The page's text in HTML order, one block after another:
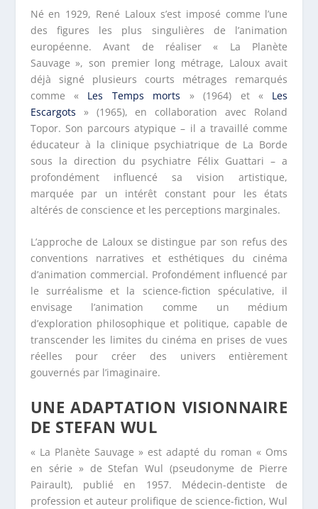
Né en 1929, René Laloux s’est imposé comme l’une
des figures les plus singulières de l’animation
européenne. Avant de réaliser « La Planète
Sauvage », son premier long métrage, Laloux avait
déjà signé plusieurs courts métrages remarqués
comme « Les Temps morts » (1964) et « Les
Escargots » (1965), en collaboration avec Roland
Topor. Son parcours atypique – il a travaillé comme
éducateur à la clinique psychiatrique de La Borde
sous la direction du psychiatre Félix Guattari – a
profondément influencé sa vision artistique,
marquée par un intérêt constant pour les états
altérés de conscience et les perceptions marginales.
L’approche de Laloux se distingue par son refus des
conventions narratives et esthétiques du cinéma
d’animation commercial. Profondément influencé par
le surréalisme et la science-fiction spéculative, il
envisage l’animation comme un médium
d’exploration philosophique et politique, capable de
transcender les limites du cinéma en prises de vues
réelles pour créer des univers entièrement
gouvernés par l’imaginaire.
UNE ADAPTATION VISIONNAIRE
DE STEFAN WUL
« La Planète Sauvage » est adapté du roman « Oms
en série » de Stefan Wul (pseudonyme de Pierre
Pairault), publié en 1957. Médecin-dentiste de
profession et auteur prolifique de science-fiction, Wul